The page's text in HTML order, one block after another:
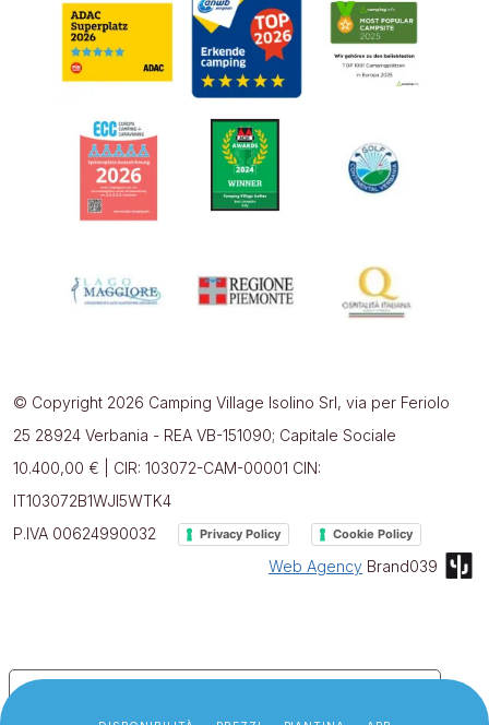
© Copyright 2026 Camping Village Isolino Srl, via per Feriolo
25 28924 Verbania - REA VB-151090; Capitale Sociale
10.400,00 € | CIR: 103072-CAM-00001 CIN:
IT103072B1WJI5WTK4
P.IVA 00624990032
Privacy Policy Cookie Policy
Web Agency Brand039